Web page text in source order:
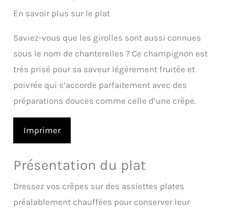
En savoir plus sur le plat
Saviez-vous que les girolles sont aussi connues
sous le nom de chanterelles ? Ce champignon est
très prisé pour sa saveur légèrement fruitée et
poivrée qui s’accorde parfaitement avec des
préparations douces comme celle d’une crêpe.
Imprimer
Présentation du plat
Dressez vos crêpes sur des assiettes plates
préalablement chauffées pour conserver leur